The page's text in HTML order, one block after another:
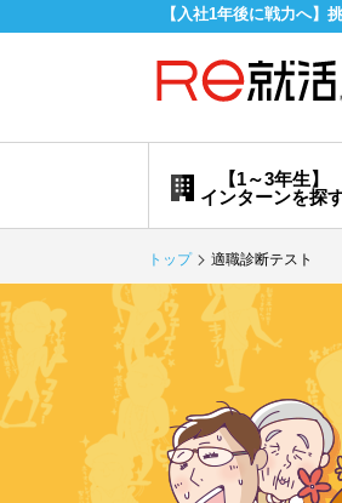
【入社1年後に戦力へ】
【1～3年生】
インターンを探
トップ 適職診断テスト